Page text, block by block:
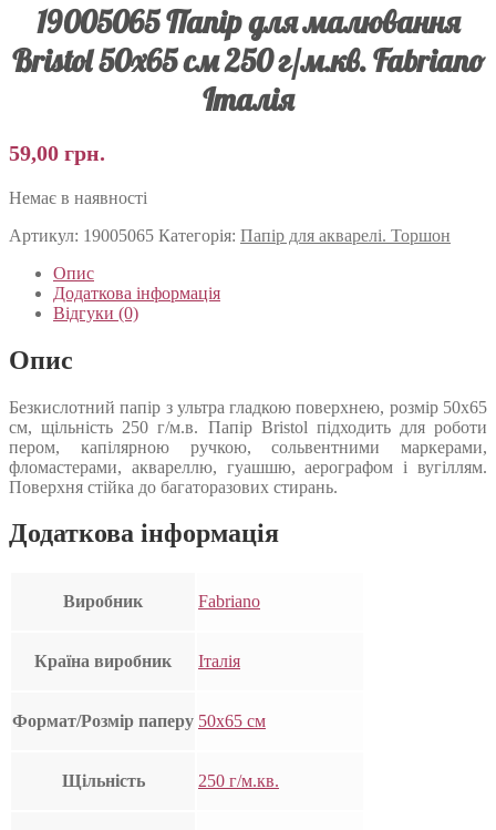
19005065 Папір для малювання
Bristol 50х65 см 250 г/м.кв. Fabriano
Італія
59,00 грн.
Немає в наявності
Артикул: 19005065 Категорія: Папір для акварелі. Торшон
Опис
Додаткова інформація
Відгуки (0)
Опис
Безкислотний папір з ультра гладкою поверхнею, розмір 50х65
см, щільність 250 г/м.в. Папір Bristol підходить для роботи
пером, капілярною ручкою, сольвентними маркерами,
фломастерами, аквареллю, гуашшю, аерографом і вугіллям.
Поверхня стійка до багаторазових стирань.
Додаткова інформація
Виробник Fabriano
Країна виробник Італія
Формат/Розмір паперу 50х65 см
Щільність 250 г/м.кв.